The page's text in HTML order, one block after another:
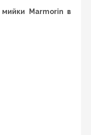
мийки Marmorin в